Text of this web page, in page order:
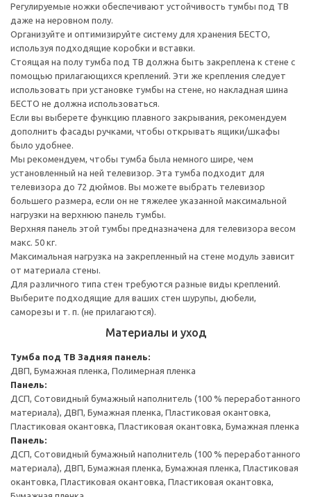
Регулируемые ножки обеспечивают устойчивость тумбы под ТВ
даже на неровном полу.
Организуйте и оптимизируйте систему для хранения БЕСТО,
используя подходящие коробки и вставки.
Стоящая на полу тумба под ТВ должна быть закреплена к стене с
помощью прилагающихся креплений. Эти же крепления следует
использовать при установке тумбы на стене, но накладная шина
БЕСТО не должна использоваться.
Если вы выберете функцию плавного закрывания, рекомендуем
дополнить фасады ручками, чтобы открывать ящики/шкафы
было удобнее.
Мы рекомендуем, чтобы тумба была немного шире, чем
установленный на ней телевизор. Эта тумба подходит для
телевизора до 72 дюймов. Вы можете выбрать телевизор
большего размера, если он не тяжелее указанной максимальной
нагрузки на верхнюю панель тумбы.
Верхняя панель этой тумбы предназначена для телевизора весом
макс. 50 кг.
Максимальная нагрузка на закрепленный на стене модуль зависит
от материала стены.
Для различного типа стен требуются разные виды креплений.
Выберите подходящие для ваших стен шурупы, дюбели,
саморезы и т. п. (не прилагаются).
Материалы и уход
Тумба под ТВ Задняя панель:
ДВП, Бумажная пленка, Полимерная пленка
Панель:
ДСП, Сотовидный бумажный наполнитель (100 % переработанного
материала), ДВП, Бумажная пленка, Пластиковая окантовка,
Пластиковая окантовка, Пластиковая окантовка, Бумажная пленка
Панель:
ДСП, Сотовидный бумажный наполнитель (100 % переработанного
материала), ДВП, Бумажная пленка, Бумажная пленка, Пластиковая
окантовка, Пластиковая окантовка, Пластиковая окантовка,